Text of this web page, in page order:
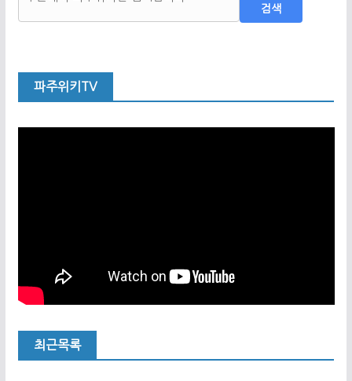
검색
파주위키TV
최근목록